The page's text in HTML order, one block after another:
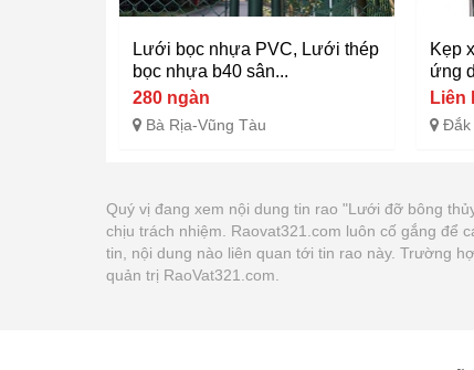
Lưới bọc nhựa PVC, Lưới thép
bọc nhựa b40 sân...
280 ngàn
Bà Rịa-Vũng Tàu
Kẹp
ứng
Liên
Đắk
Quý vị đang xem nội dung tin rao "Lưới đỡ bông
chịu trách nhiệm. Raovat321.com luôn cố gắng để
tin, nội dung nào liên quan tới tin rao này. Trường
quản trị RaoVat321.com.